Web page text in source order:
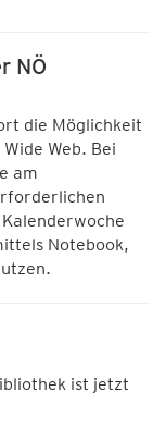
NÖ
die Möglichkeit
Web. Bei
am
Notebook,
ist jetzt